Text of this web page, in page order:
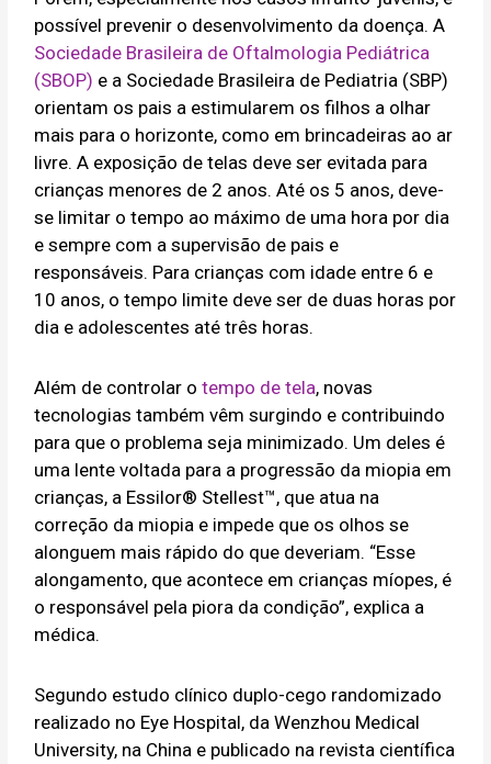
possível prevenir o desenvolvimento da doença. A
Sociedade Brasileira de Oftalmologia Pediátrica
(SBOP) e a Sociedade Brasileira de Pediatria (SBP)
orientam os pais a estimularem os filhos a olhar
mais para o horizonte, como em brincadeiras ao ar
livre. A exposição de telas deve ser evitada para
crianças menores de 2 anos. Até os 5 anos, deve-
se limitar o tempo ao máximo de uma hora por dia
e sempre com a supervisão de pais e
responsáveis. Para crianças com idade entre 6 e
10 anos, o tempo limite deve ser de duas horas por
dia e adolescentes até três horas.
Além de controlar otempo de tela, novas
tecnologias também vêm surgindo e contribuindo
para que o problema seja minimizado. Um deles é
uma lente voltada para a progressão da miopia em
crianças, a Essilor® Stellest™, que atua na
correção da miopia e impede que os olhos se
alonguem mais rápido do que deveriam. “Esse
alongamento, que acontece em crianças míopes, é
o responsável pela piora da condição”, explica a
médica.
Segundo estudo clínico duplo-cego randomizado
realizado no Eye Hospital, da Wenzhou Medical
University, na China e publicado na revista científica